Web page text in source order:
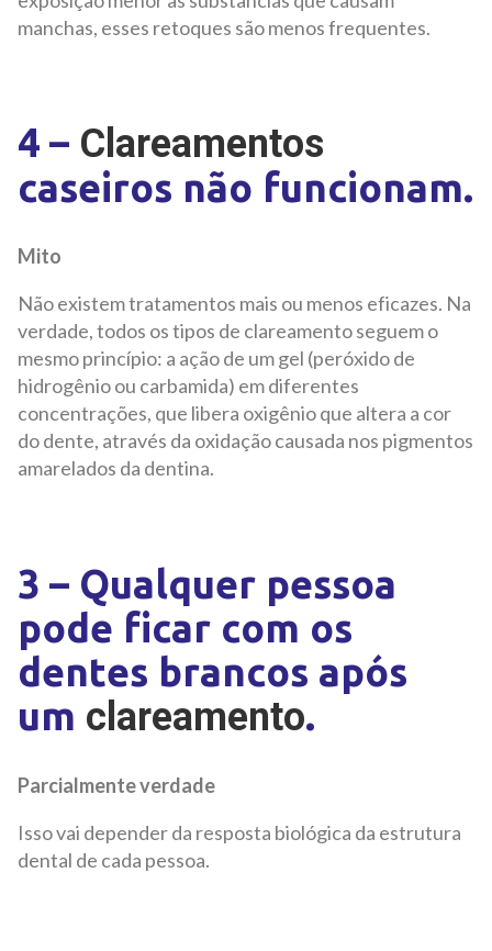
manchas, esses retoques são menos frequentes.
4 – Clareamentos
caseiros não funcionam.
Mito
Não existem tratamentos mais ou menos eficazes. Na
verdade, todos os tipos de clareamento seguem o
mesmo princípio: a ação de um gel (peróxido de
hidrogênio ou carbamida) em diferentes
concentrações, que libera oxigênio que altera a cor
do dente, através da oxidação causada nos pigmentos
amarelados da dentina.
3 – Qualquer pessoa
pode ficar com os
dentes brancos após
um clareamento.
Parcialmente verdade
Isso vai depender da resposta biológica da estrutura
dental de cada pessoa.